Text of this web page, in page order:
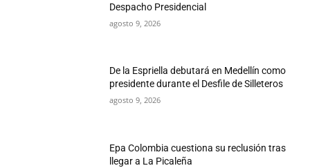
Despacho Presidencial
agosto 9, 2026
De la Espriella debutará en Medellín como
presidente durante el Desfile de Silleteros
agosto 9, 2026
Epa Colombia cuestiona su reclusión tras
llegar a La Picaleña